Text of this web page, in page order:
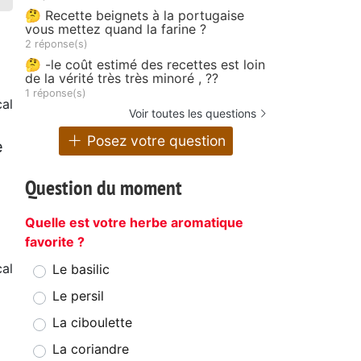
🤔 Recette beignets à la portugaise
vous mettez quand la farine ?
2 réponse(s)
🤔 -le coût estimé des recettes est loin
de la vérité très très minoré , ??
1 réponse(s)
Voir toutes les questions
Posez votre question
Question du moment
Quelle est votre herbe aromatique
favorite ?
Le basilic
Le persil
La ciboulette
La coriandre